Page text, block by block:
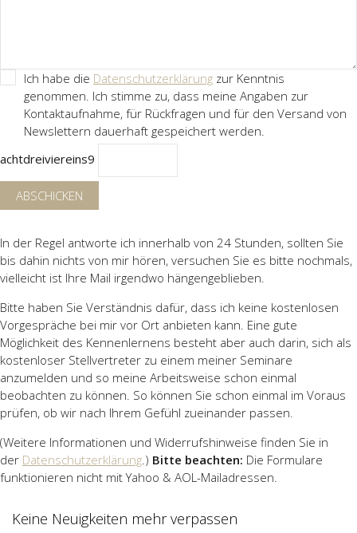
Ich habe die Datenschutzerklärung zur Kenntnis
genommen. Ich stimme zu, dass meine Angaben zur
Kontaktaufnahme, für Rückfragen und für den Versand von
Newslettern dauerhaft gespeichert werden.
achtdreiviereins9
ABSCHICKEN
In der Regel antworte ich innerhalb von 24 Stunden, sollten Sie
bis dahin nichts von mir hören, versuchen Sie es bitte nochmals,
vielleicht ist Ihre Mail irgendwo hängengeblieben.
Bitte haben Sie Verständnis dafür, dass ich keine kostenlosen
Vorgespräche bei mir vor Ort anbieten kann. Eine gute
Möglichkeit des Kennenlernens besteht aber auch darin, sich als
kostenloser Stellvertreter zu einem meiner Seminare
anzumelden und so meine Arbeitsweise schon einmal
beobachten zu können. So können Sie schon einmal im Voraus
prüfen, ob wir nach Ihrem Gefühl zueinander passen.
(Weitere Informationen und Widerrufshinweise finden Sie in
der Datenschutzerklärung.) Bitte beachten: Die Formulare
funktionieren nicht mit Yahoo & AOL-Mailadressen.
Keine Neuigkeiten mehr verpassen